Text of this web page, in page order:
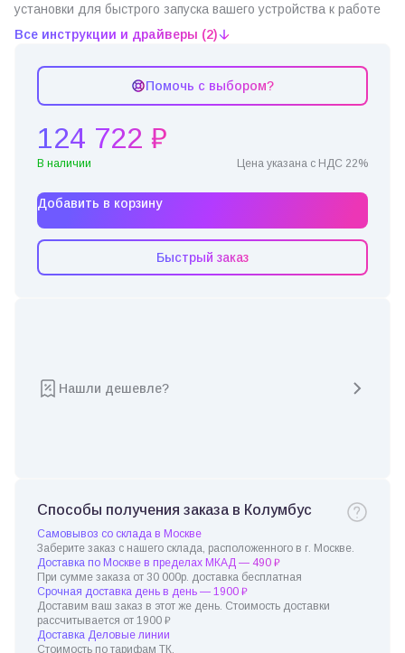
установки для быстрого запуска вашего устройства к работе
Все инструкции и драйверы (2)
Помочь с выбором?
124 722 ₽
В наличии Цена указана с НДС 22%
Добавить в корзину
Быстрый заказ
Нашли дешевле?
Способы получения заказа в Колумбус
Самовывоз со склада в Москве
Заберите заказ с нашего склада, расположенного в г. Москве.
Доставка по Москве в пределах МКАД — 490 ₽
При сумме заказа от 30 000р. доставка бесплатная
Срочная доставка день в день — 1900 ₽
Доставим ваш заказ в этот же день. Стоимость доставки
рассчитывается от 1900 ₽
Доставка Деловые линии
Стоимость по тарифам ТК.